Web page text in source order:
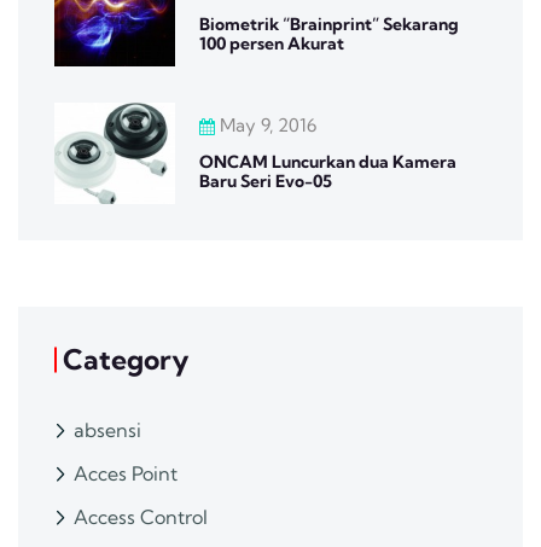
Biometrik “Brainprint” Sekarang
100 persen Akurat
May 9, 2016
ONCAM Luncurkan dua Kamera
Baru Seri Evo-05
Category
absensi
Acces Point
Access Control